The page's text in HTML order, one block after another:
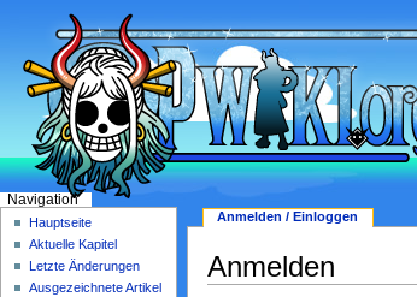
Anmelden
Anmelden / Einloggen
Navigation
Hauptseite
Aktuelle Kapitel
Letzte Änderungen
Ausgezeichnete Artikel